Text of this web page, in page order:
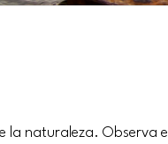
la naturaleza. Observa